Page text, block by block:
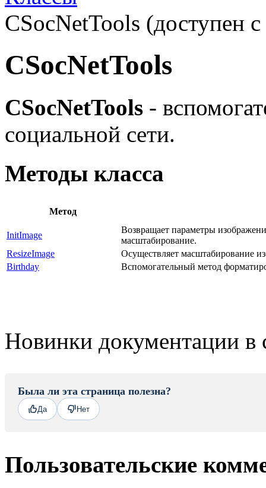
CSocNetTools (доступен
CSocNetTools
CSocNetTools -
социальной сети.
Методы класса
Метод
InitImage
Возвращает параметры
масштабирование.
ResizeImage
Осуществляет масштабирование
Birthday
Вспомогательный метод
Новинки документации в
Была ли эта страница полезна?
Да Нет
Пользовательские